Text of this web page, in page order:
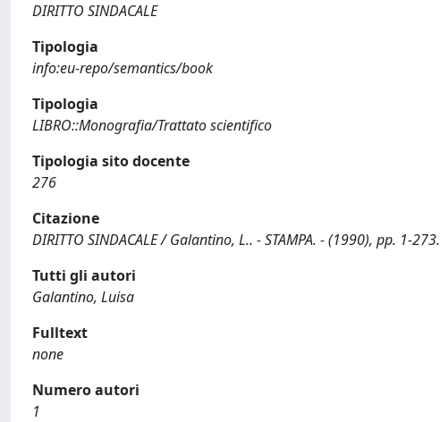
DIRITTO SINDACALE
Tipologia
info:eu-repo/semantics/book
Tipologia
LIBRO::Monografia/Trattato scientifico
Tipologia sito docente
276
Citazione
DIRITTO SINDACALE / Galantino, L.. - STAMPA. - (1990), pp. 1-273.
Tutti gli autori
Galantino, Luisa
Fulltext
none
Numero autori
1